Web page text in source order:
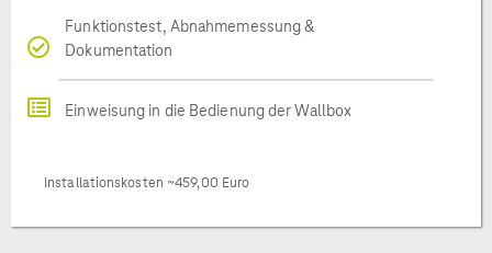
Funktionstest, Abnahmemessung &
Dokumentation
Einweisung in die Bedienung der Wallbox
Installationskosten ~459,00 Euro